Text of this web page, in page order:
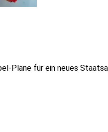
Pläne für ein neues